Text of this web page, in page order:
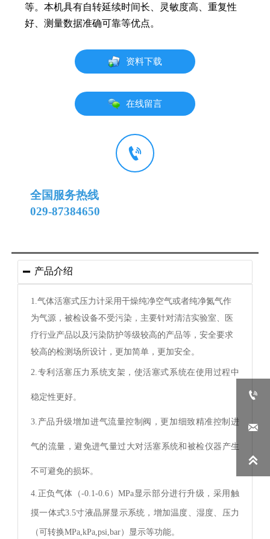
等。本机具有自转延续时间长、灵敏度高、重复性
好、测量数据准确可靠等优点。
资料下载
在线留言

全国服务热线
029-87384650
 产品介绍
1.气体活塞式压力计采用干燥纯净空气或者纯净氮气作
为气源，被检设备不受污染，主要针对清洁实验室、医
疗行业产品以及污染防护等级较高的产品等，安全要求
较高的检测场所设计，更加简单，更加安全。
2.专利活塞压力系统支架，使活塞式系统在使用过程中
稳定性更好。
3.产品升级增加进气流量控制阀，更加细致精准控制进
气的流量，避免进气量过大对活塞系统和被检仪器产生
不可避免的损坏。
4.正负气体（-0.1-0.6）MPa显示部分进行升级，采用触
摸一体式3.5寸液晶屏显示系统，增加温度、湿度、压力
（可转换MPa,kPa,psi,bar）显示等功能。


